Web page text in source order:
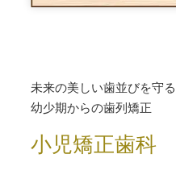
未来の美しい歯並びを守る
幼少期からの歯列矯正
小児矯正歯科